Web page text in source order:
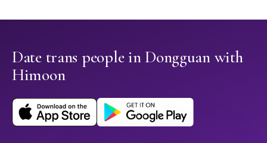
Date trans people in Dongguan with
Himoon